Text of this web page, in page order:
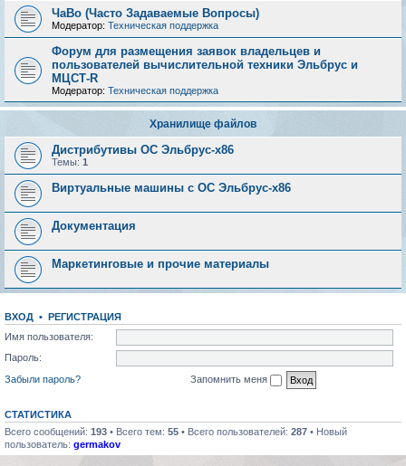
ЧаВо (Часто Задаваемые Вопросы)
Модератор: Техническая поддержка
Форум для размещения заявок владельцев и
пользователей вычислительной техники Эльбрус и
МЦСТ-R
Модератор: Техническая поддержка
Хранилище файлов
Дистрибутивы ОС Эльбрус-x86
Темы: 1
Виртуальные машины с ОС Эльбрус-x86
Документация
Маркетинговые и прочие материалы
ВХОД • РЕГИСТРАЦИЯ
Имя пользователя:
Пароль:
Забыли пароль?
Запомнить меня
СТАТИСТИКА
Всего сообщений: 193 • Всего тем: 55 • Всего пользователей: 287 • Новый
пользователь: germakov